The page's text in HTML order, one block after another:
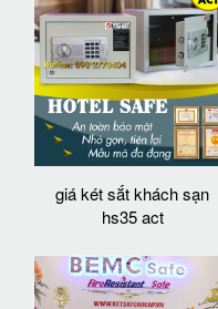
giá két sắt khách sạn
hs35 act